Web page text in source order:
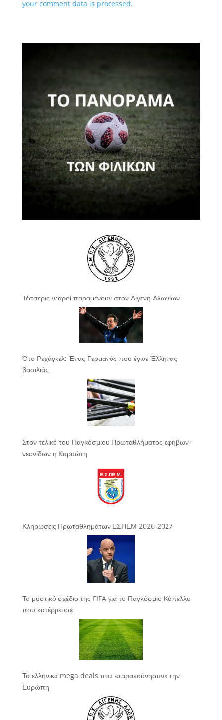
your comment data is processed.
Τέσσερις νεαροί παραμένουν στον Διγενή Αλωνίων
Ότο Ρεχάγκελ: Ένας Γερμανός που έγινε Έλληνας
βασιλιάς
Στον τελικό του Παγκόσμιου Πρωταθλήματος εφήβων-
νεανίδων η Καρυώτη
Κληρώσεις Πρωταθλημάτων ΕΣΠΕΜ 2026-2027
Το μυστικό σχέδιο της FIFA για το Παγκόσμιο Κύπελλο
που κατέρρευσε
Τα ελληνικά mega deals που «ταρακούνησαν» την
Ευρώπη